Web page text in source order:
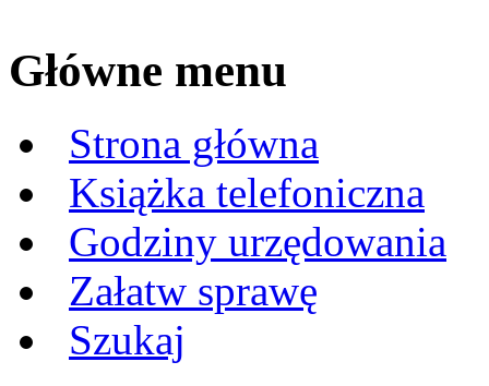
Główne menu
Strona główna
Książka telefoniczna
Godziny urzędowania
Załatw sprawę
Szukaj